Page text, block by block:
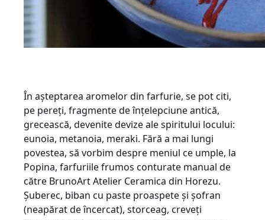
În așteptarea aromelor din farfurie, se pot citi,
pe pereți, fragmente de înțelepciune antică,
grecească, devenite devize ale spiritului locului:
eunoia, metanoia, meraki. Fără a mai lungi
povestea, să vorbim despre meniul ce umple, la
Popina, farfuriile frumos conturate manual de
către BrunoArt Atelier Ceramica din Horezu.
Șuberec, biban cu paste proaspete și șofran
(neapărat de încercat), storceag, creveți